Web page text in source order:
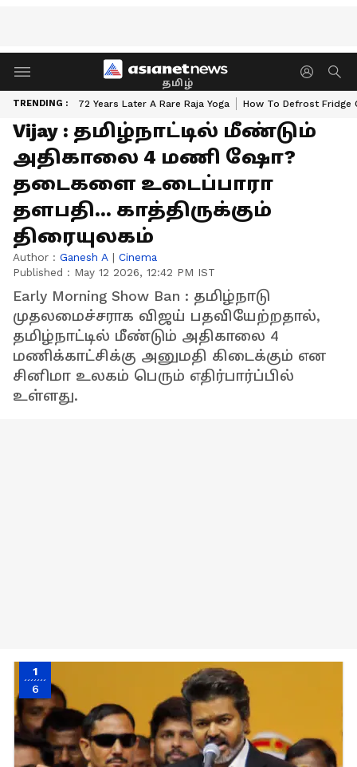
தமிழ்
TRENDING : 72 Years Later A Rare Raja Yoga How To Defrost Fridge
Vijay : தமிழ்நாட்டில் மீண்டும்
அதிகாலை 4 மணி ஷோ?
தடைகளை உடைப்பாரா
தளபதி... காத்திருக்கும்
திரையுலகம்
Author : Ganesh A | Cinema
Published : May 12 2026, 12:42 PM IST
Early Morning Show Ban : தமிழ்நாடு
முதலமைச்சராக விஜய் பதவியேற்றதால்,
தமிழ்நாட்டில் மீண்டும் அதிகாலை 4
மணிக்காட்சிக்கு அனுமதி கிடைக்கும் என
சினிமா உலகம் பெரும் எதிர்பார்ப்பில்
உள்ளது.
1
6